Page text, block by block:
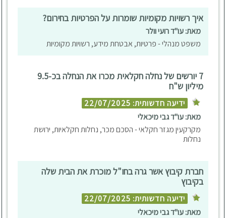
איך רשויות מקומיות שומרות על הפרטיות בחירום?
מאת: עו"ד רועי וולר
משפט מנהלי - פרטיות, אבטחת מידע, רשויות מקומיות
7 יורשים של נחלה חקלאית מכרו את הנחלה בכ-9.5
מיליון ש"ח
ידיעה חדשותית: 22/07/2025
מאת: עו"ד גבי מיכאלי
מקרקעין מגזר חקלאי - הסכם מכר, נחלות חקלאיות, ירושת
נחלות
חברת קיבוץ אשר גרה בחו"ל מוכרת את הבית שלה
בקיבוץ
ידיעה חדשותית: 22/07/2025
מאת: עו"ד גבי מיכאלי